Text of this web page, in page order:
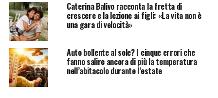
Caterina Balivo racconta la fretta di
crescere e la lezione ai figli: «La vita non è
una gara di velocità»
Auto bollente al sole? I cinque errori che
fanno salire ancora di più la temperatura
nell’abitacolo durante l’estate